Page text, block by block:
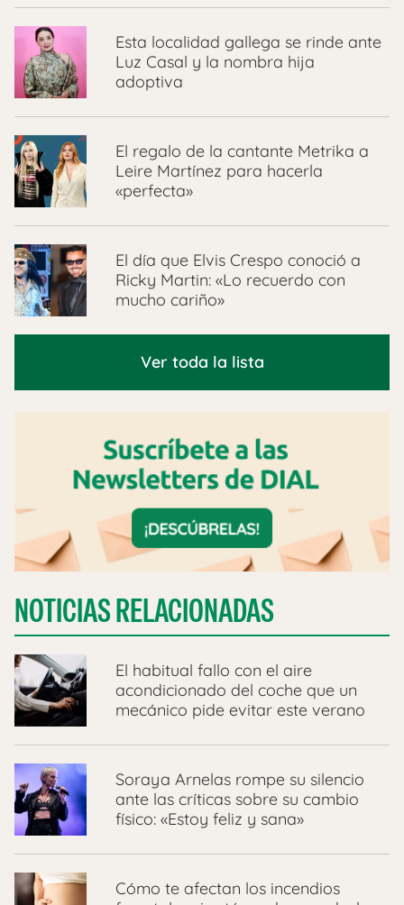
Esta localidad gallega se rinde ante
Luz Casal y la nombra hija
adoptiva
El regalo de la cantante Metrika a
Leire Martínez para hacerla
«perfecta»
El día que Elvis Crespo conoció a
Ricky Martin: «Lo recuerdo con
mucho cariño»
Ver toda la lista
NOTICIAS RELACIONADAS
El habitual fallo con el aire
acondicionado del coche que un
mecánico pide evitar este verano
Soraya Arnelas rompe su silencio
ante las críticas sobre su cambio
físico: «Estoy feliz y sana»
Cómo te afectan los incendios